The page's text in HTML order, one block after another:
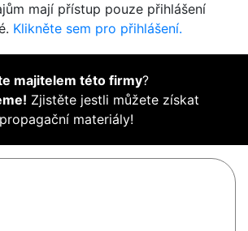
mají přístup pouze přihlášení
Klikněte sem pro přihlášení.
majitelem této firmy?
Zjistěte jestli můžete získat
propagační materiály!